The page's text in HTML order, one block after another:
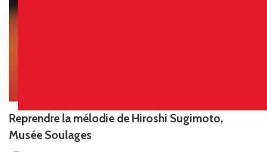
Reprendre la mélodie de Hiroshi Sugimoto,
Musée Soulages